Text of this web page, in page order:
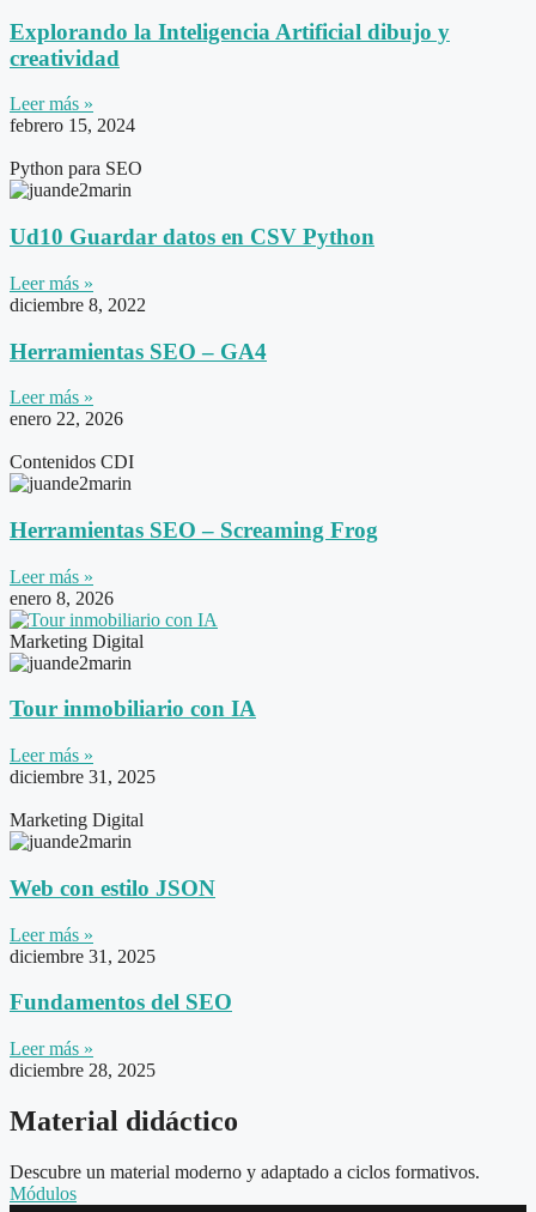
Explorando la Inteligencia Artificial dibujo y
creatividad
Leer más »
febrero 15, 2024
Python para SEO
Ud10 Guardar datos en CSV Python
Leer más »
diciembre 8, 2022
Herramientas SEO – GA4
Leer más »
enero 22, 2026
Contenidos CDI
Herramientas SEO – Screaming Frog
Leer más »
enero 8, 2026
Marketing Digital
Tour inmobiliario con IA
Leer más »
diciembre 31, 2025
Marketing Digital
Web con estilo JSON
Leer más »
diciembre 31, 2025
Fundamentos del SEO
Leer más »
diciembre 28, 2025
Material didáctico
Descubre un material moderno y adaptado a ciclos formativos.
Módulos